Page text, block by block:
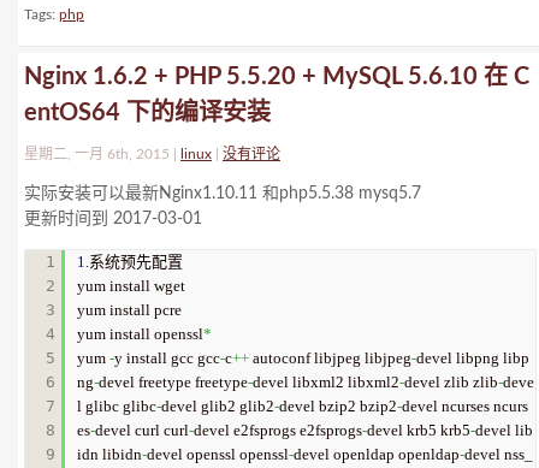
Tags: php
Nginx 1.6.2 + PHP 5.5.20 + MySQL 5.6.10 在 C
entOS64 下的编译安装
星期二, 一月 6th, 2015 | linux 没有评论
实际安装可以最新Nginx1.10.11 和php5.5.38 mysq5.7
更新时间到 2017-03-01
1
2
3
4
5
6
7
8
9
1.系统预先配置
yum install wget
yum install pcre
yum install openssl*
yum -y install gcc gcc-c++ autoconf libjpeg libjpeg-devel libpng libp
ng-devel freetype freetype-devel libxml2 libxml2-devel zlib zlib-deve
l glibc glibc-devel glib2 glib2-devel bzip2 bzip2-devel ncurses ncurs
es-devel curl curl-devel e2fsprogs e2fsprogs-devel krb5 krb5-devel lib
idn libidn-devel openssl openssl-devel openldap openldap-devel nss_